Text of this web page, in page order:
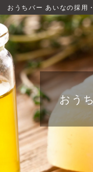
おうちバー あいなの採用
おう